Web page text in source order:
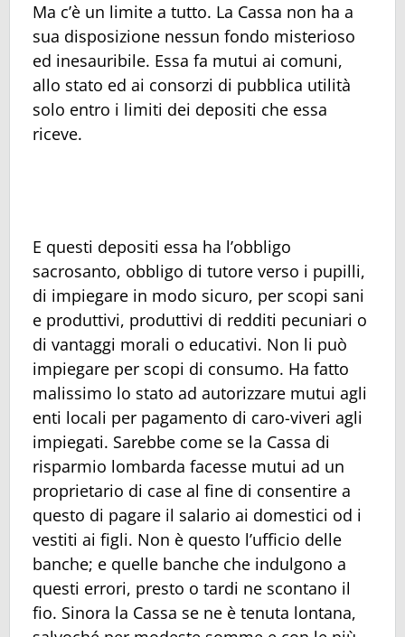
Ma c’è un limite a tutto. La Cassa non ha a
sua disposizione nessun fondo misterioso
ed inesauribile. Essa fa mutui ai comuni,
allo stato ed ai consorzi di pubblica utilità
solo entro i limiti dei depositi che essa
riceve.
E questi depositi essa ha l’obbligo
sacrosanto, obbligo di tutore verso i pupilli,
di impiegare in modo sicuro, per scopi sani
e produttivi, produttivi di redditi pecuniari o
di vantaggi morali o educativi. Non li può
impiegare per scopi di consumo. Ha fatto
malissimo lo stato ad autorizzare mutui agli
enti locali per pagamento di caro-viveri agli
impiegati. Sarebbe come se la Cassa di
risparmio lombarda facesse mutui ad un
proprietario di case al fine di consentire a
questo di pagare il salario ai domestici od i
vestiti ai figli. Non è questo l’ufficio delle
banche; e quelle banche che indulgono a
questi errori, presto o tardi ne scontano il
fio. Sinora la Cassa se ne è tenuta lontana,